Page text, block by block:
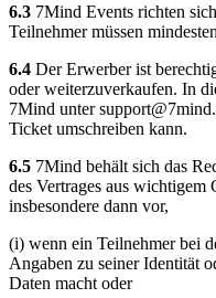
6.3 7Mind Events richten
Teilnehmer müssen
6.4 Der Erwerber ist
oder weiterzuverkaufen. In
7Mind unter
Ticket umschreiben kann.
6.5 7Mind behält sich das
des Vertrages aus
insbesondere dann vor,
(i) wenn ein Teilnehmer bei
Angaben zu seiner Identität
Daten macht oder